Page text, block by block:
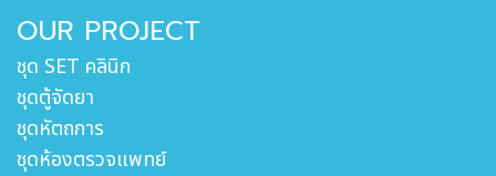
OUR PROJECT
ชุด SET คลินิก
ชุดตู้จัดยา
ชุดหัตถการ
ชุดห้องตรวจแพทย์